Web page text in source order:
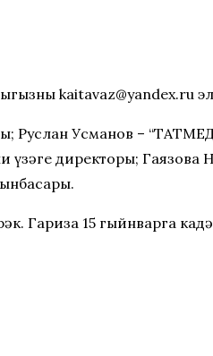
kaitavaz@yandex.ru
Руслан Усманов –
үзәге директоры;
Гариза 15 гыйнварга